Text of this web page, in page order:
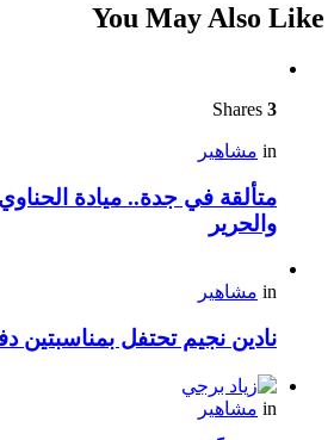
You May Also Like
3
in مشاهير
متألقة في جدة.. ميادة
والحرير
in مشاهير
نادين نجيم تحتفل بمناسبتين
in مشاهير